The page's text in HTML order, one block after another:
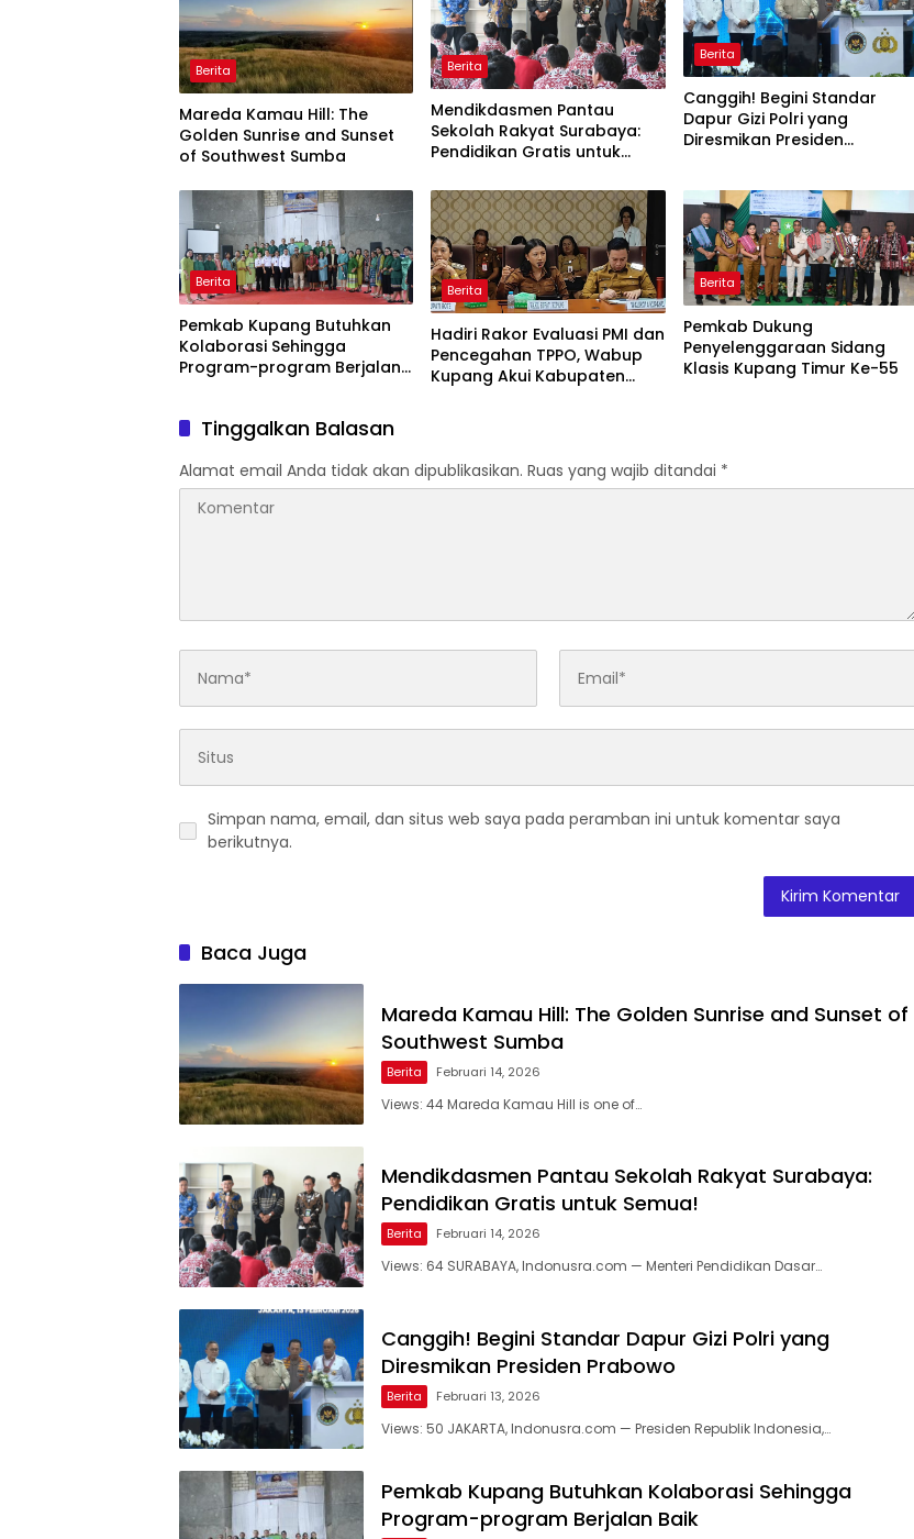
Berita
Mareda Kamau Hill: The
Golden Sunrise and Sunset
of Southwest Sumba
Berita
Mendikdasmen Pantau
Sekolah Rakyat Surabaya:
Pendidikan Gratis untuk
Berita
Canggih! Begini Standar
Dapur Gizi Polri yang
Diresmikan Presiden
Berita
Pemkab Kupang Butuhkan
Kolaborasi Sehingga
Program-program Berjalan
Berita
Hadiri Rakor Evaluasi PMI dan
Pencegahan TPPO, Wabup
Kupang Akui Kabupaten
Berita
Pemkab Dukung
Penyelenggaraan Sidang
Klasis Kupang Timur Ke-55
Tinggalkan Balasan
Alamat email Anda tidak akan dipublikasikan. Ruas yang wajib ditandai *
Simpan nama, email, dan situs web saya pada peramban ini untuk komentar saya
berikutnya.
Baca Juga
Mareda Kamau Hill: The Golden Sunrise and Sunset of
Southwest Sumba
Berita Februari 14, 2026
Views: 44 Mareda Kamau Hill is one of…
Mendikdasmen Pantau Sekolah Rakyat Surabaya:
Pendidikan Gratis untuk Semua!
Berita Februari 14, 2026
Views: 64 SURABAYA, Indonusra.com — Menteri Pendidikan Dasar…
Canggih! Begini Standar Dapur Gizi Polri yang
Diresmikan Presiden Prabowo
Berita Februari 13, 2026
Views: 50 JAKARTA, Indonusra.com — Presiden Republik Indonesia,…
Pemkab Kupang Butuhkan Kolaborasi Sehingga
Program-program Berjalan Baik